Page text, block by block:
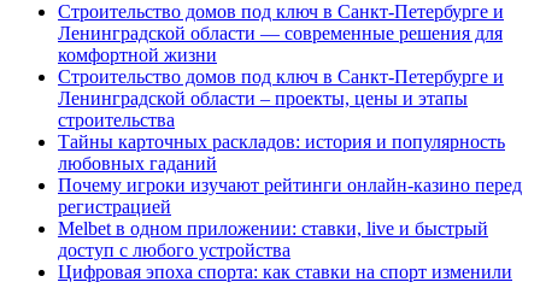
Строительство домов под ключ в Санкт-Петербурге и
Ленинградской области — современные решения для
комфортной жизни
Строительство домов под ключ в Санкт-Петербурге и
Ленинградской области – проекты, цены и этапы
строительства
Тайны карточных раскладов: история и популярность
любовных гаданий
Почему игроки изучают рейтинги онлайн-казино перед
регистрацией
Melbet в одном приложении: ставки, live и быстрый
доступ с любого устройства
Цифровая эпоха спорта: как ставки на спорт изменили